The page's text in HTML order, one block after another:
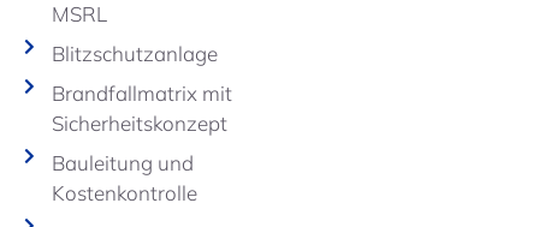
MSRL
Blitzschutzanlage
Brandfallmatrix mit
Sicherheitskonzept
Bauleitung und
Kostenkontrolle